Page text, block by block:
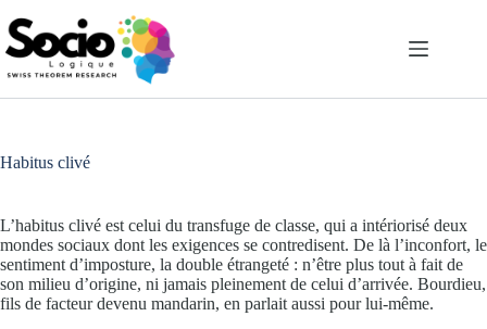
au
contenu
Habitus clivé
L’habitus clivé est celui du transfuge de classe, qui a intériorisé deux
mondes sociaux dont les exigences se contredisent. De là l’inconfort, le
sentiment d’imposture, la double étrangeté : n’être plus tout à fait de
son milieu d’origine, ni jamais pleinement de celui d’arrivée. Bourdieu,
fils de facteur devenu mandarin, en parlait aussi pour lui-même.